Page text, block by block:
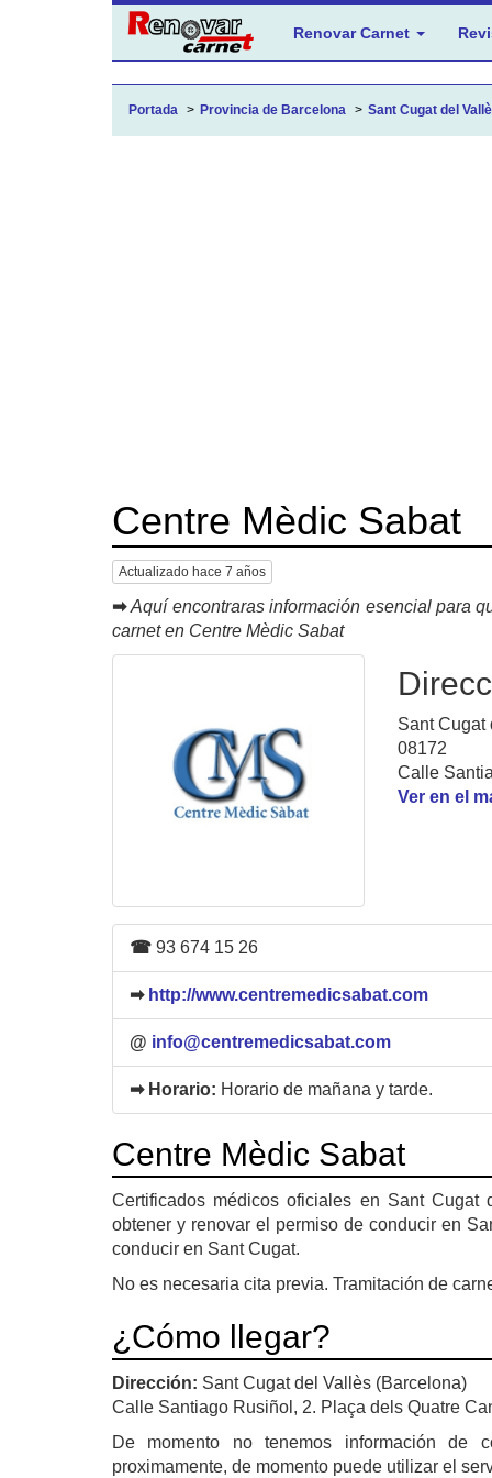
Renovar Carnet
Portada Provincia de Barcelona Sant Cugat del
Centre Mèdic Sabat
Actualizado hace 7 años
➡ Aquí encontraras información esencial para
carnet en Centre Mèdic Sabat
Sant Cugat
08172
Calle
Ver en el
☎ 93 674 15 26
➡ http://www.centremedicsabat.com
@ info@centremedicsabat.com
➡ Horario: Horario de mañana y tarde.
Centre Mèdic Sabat
Certificados médicos oficiales en Sant Cugat
obtener y renovar el permiso de conducir en
conducir en Sant Cugat.
No es necesaria cita previa. Tramitación de
¿Cómo llegar?
Dirección: Sant Cugat del Vallès (Barcelona)
Calle Santiago Rusiñol, 2. Plaça dels Quatre
De momento no tenemos información de
proximamente, de momento puede utilizar el